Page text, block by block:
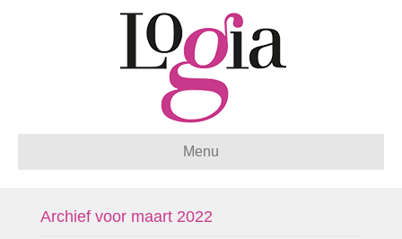
Menu
Archief voor maart 2022